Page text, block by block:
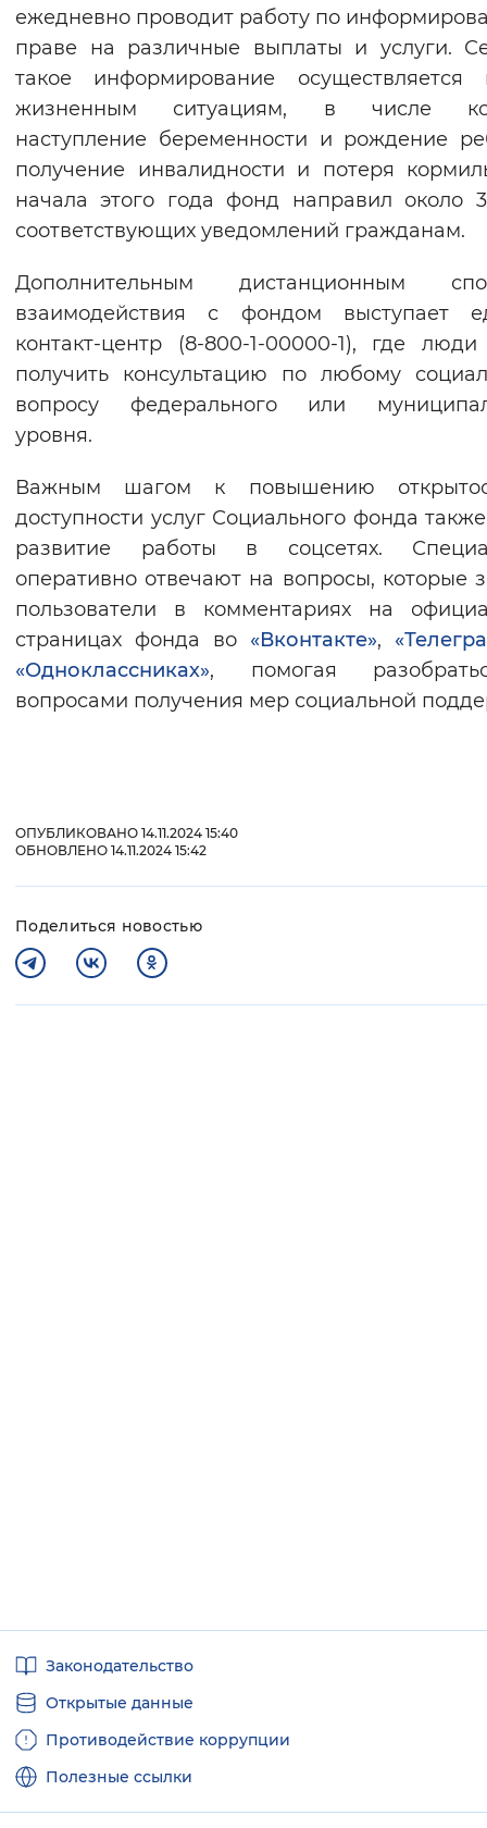
ежедневно проводит работу по
праве на различные выплаты и услуги.
такое информирование осуществляется
жизненным ситуациям, в числе
наступление беременности и рождение
получение инвалидности и потеря
начала этого года фонд направил около
соответствующих уведомлений гражданам.
Дополнительным дистанционным
взаимодействия с фондом выступает
контакт-центр (8-800-1-00000-1), где люди
получить консультацию по любому
вопросу федерального или
уровня.
Важным шагом к повышению
доступности услуг Социального фонда
развитие работы в соцсетях.
оперативно отвечают на вопросы, которые
пользователи в комментариях на
страницах фонда во «Вконтакте»,
«Одноклассниках», помогая
вопросами получения мер социальной
ОПУБЛИКОВАНО 14.11.2024 15:40
ОБНОВЛЕНО 14.11.2024 15:42
Поделиться новостью
ссылкиЗаконодательство
Открытые данные
Противодействие коррупции
Полезные ссылки